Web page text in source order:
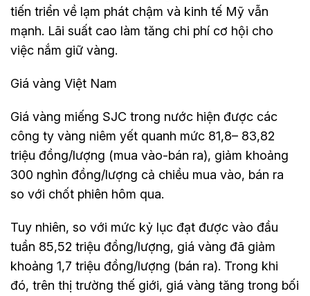
tiến triển về lạm phát chậm và kinh tế Mỹ vẫn
mạnh. Lãi suất cao làm tăng chi phí cơ hội cho
việc nắm giữ vàng.
Giá vàng Việt Nam
Giá vàng miếng SJC trong nước hiện được các
công ty vàng niêm yết quanh mức 81,8– 83,82
triệu đồng/lượng (mua vào-bán ra), giảm khoảng
300 nghìn đồng/lượng cả chiều mua vào, bán ra
so với chốt phiên hôm qua.
Tuy nhiên, so với mức kỷ lục đạt được vào đầu
tuần 85,52 triệu đồng/lượng, giá vàng đã giảm
khoảng 1,7 triệu đồng/lượng (bán ra). Trong khi
đó, trên thị trường thế giới, giá vàng tăng trong bối